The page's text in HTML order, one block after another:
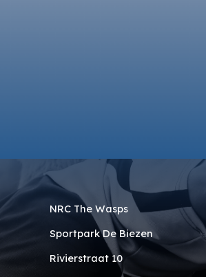
NRC The Wasps
Sportpark De Biezen
Rivierstraat 10